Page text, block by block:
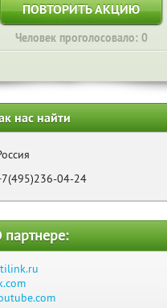
ПОВТОРИТЬ АКЦИЮ
Человек проголосовало: 0
нас найти
04-24
партнере: